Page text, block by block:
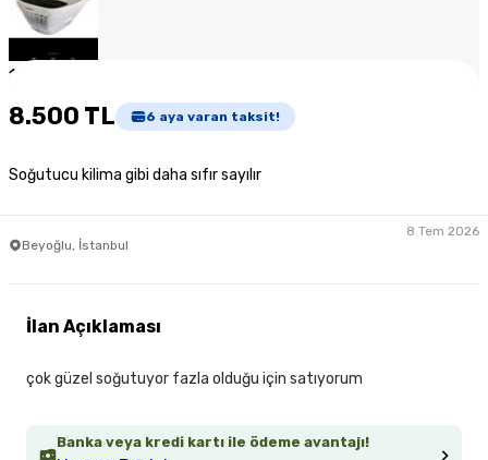
1
8.500 TL 6 aya varan taksit!
Soğutucu kilima gibi daha sıfır sayılır
Beyoğlu, İstanbul
8 Tem 2026
Banka veya kredi kartı ile ödeme avantajı!
İlan Açıklaması
çok güzel soğutuyor fazla olduğu için satıyorum